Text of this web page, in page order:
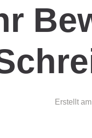
Erstellt am